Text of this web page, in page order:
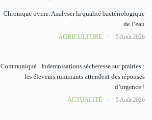
Chronique ovine. Analyser la qualité bactériologique
de l’eau
AGRICULTURE
5 Août 2026
Communiqué | Indemnisations sécheresse sur prairies :
les éleveurs ruminants attendent des réponses
d’urgence !
ACTUALITÉ
5 Août 2026